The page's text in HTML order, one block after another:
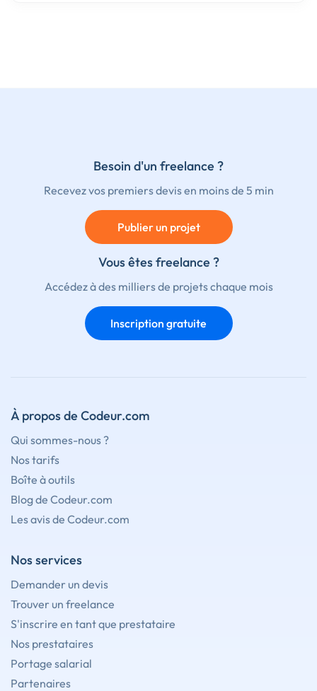
Besoin d'un freelance ?
Recevez vos premiers devis en moins de 5 min
Publier un projet
Vous êtes freelance ?
Accédez à des milliers de projets chaque mois
Inscription gratuite
À propos de Codeur.com
Qui sommes-nous ?
Nos tarifs
Boîte à outils
Blog de Codeur.com
Les avis de Codeur.com
Nos services
Demander un devis
Trouver un freelance
S'inscrire en tant que prestataire
Nos prestataires
Portage salarial
Partenaires